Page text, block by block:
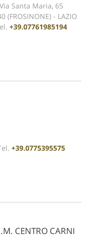
Via Santa Maria, 65
(FROSINONE) - LAZIO
+39.07761985194
+39.0775395575
CENTRO CARNI